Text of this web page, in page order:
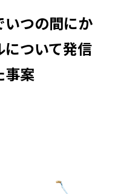
いつの間にか
ついて発信
事案